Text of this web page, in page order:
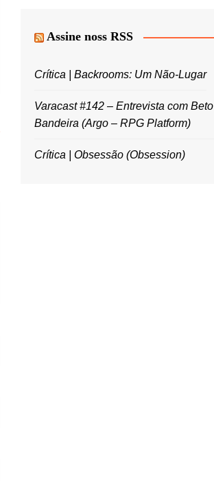
Assine noss RSS
Crítica | Backrooms: Um Não-Lugar
Varacast #142 – Entrevista com Beto
Bandeira (Argo – RPG Platform)
Crítica | Obsessão (Obsession)